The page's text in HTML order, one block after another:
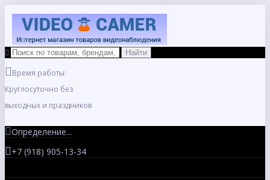
Время работы:
Круглосуточно без
выходных и праздников
Определение...
+7 (918) 905-13-34